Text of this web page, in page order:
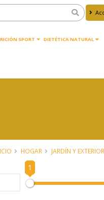
SPORT DIETÉTICA NATURAL
HOGAR JARDÍN Y EXTERIOR
1